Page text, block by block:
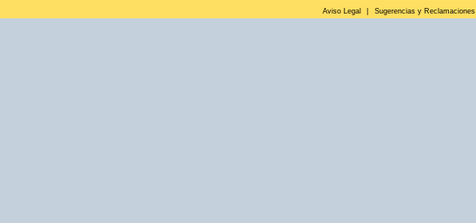
Aviso Legal Sugerencias y Reclamaciones